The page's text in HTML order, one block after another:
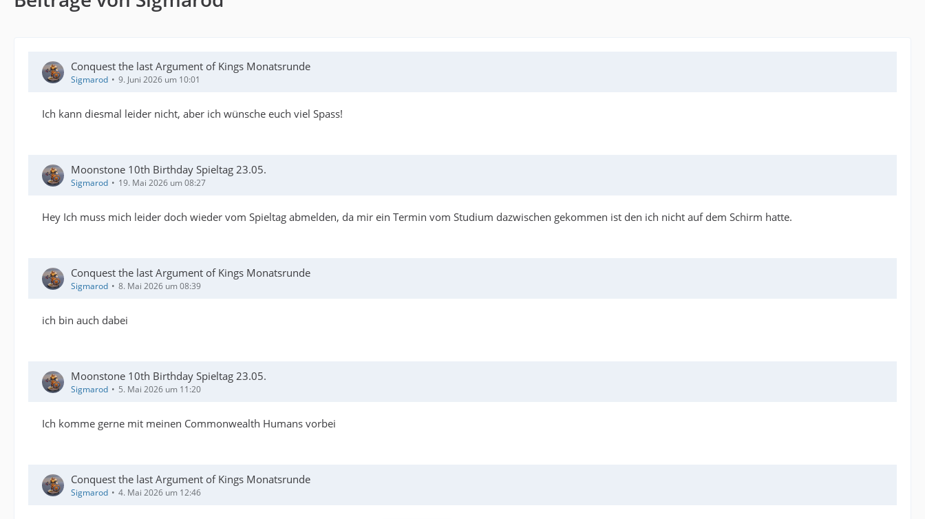
Conquest the last Argument of Kings Monatsrunde
Sigmarod 9. Juni 2026 um 10:01
Ich kann diesmal leider nicht, aber ich wünsche euch viel Spass!
Moonstone 10th Birthday Spieltag 23.05.
Sigmarod 19. Mai 2026 um 08:27
Hey Ich muss mich leider doch wieder vom Spieltag abmelden, da mir ein Termin vom Studium dazwischen gekommen ist den ich nicht auf dem Schirm hatte.
Conquest the last Argument of Kings Monatsrunde
Sigmarod 8. Mai 2026 um 08:39
ich bin auch dabei
Moonstone 10th Birthday Spieltag 23.05.
Sigmarod 5. Mai 2026 um 11:20
Ich komme gerne mit meinen Commonwealth Humans vorbei
Conquest the last Argument of Kings Monatsrunde
Sigmarod 4. Mai 2026 um 12:46